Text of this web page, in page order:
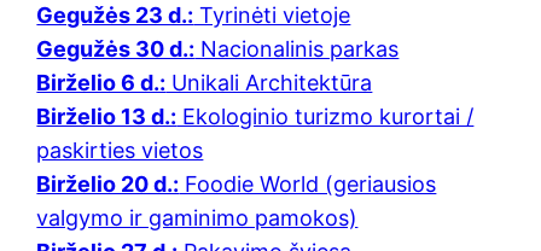
Gegužės 23 d.: Tyrinėti vietoje
Gegužės 30 d.: Nacionalinis parkas
Birželio 6 d.: Unikali Architektūra
Birželio 13 d.: Ekologinio turizmo kurortai /
paskirties vietos
Birželio 20 d.: Foodie World (geriausios
valgymo ir gaminimo pamokos)